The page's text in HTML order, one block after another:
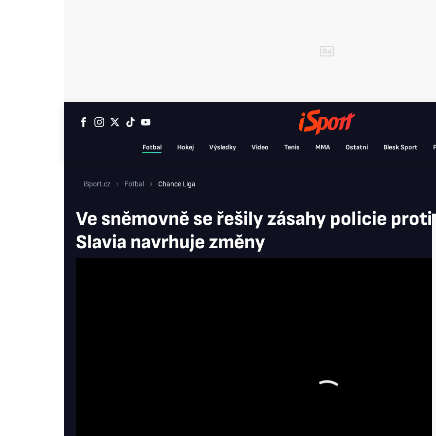
Fotbal Hokej Výsledky Video Tenis MMA Ostatní Blesk Sport
iSport.cz Fotbal Chance Liga
Ve sněmovně se řešily zásahy policie
Slavia navrhuje změny